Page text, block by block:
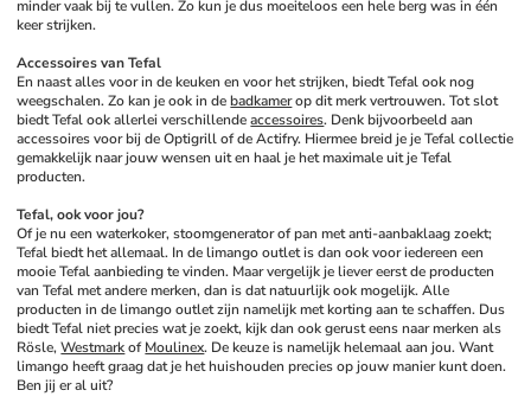
minder vaak bij te vullen. Zo kun je dus moeiteloos een hele berg was in één
keer strijken.
Accessoires van Tefal
En naast alles voor in de keuken en voor het strijken, biedt Tefal ook nog
weegschalen. Zo kan je ook in de badkamer op dit merk vertrouwen. Tot slot
biedt Tefal ook allerlei verschillende accessoires. Denk bijvoorbeeld aan
accessoires voor bij de Optigrill of de Actifry. Hiermee breid je je Tefal collectie
gemakkelijk naar jouw wensen uit en haal je het maximale uit je Tefal
producten.
Tefal, ook voor jou?
Of je nu een waterkoker, stoomgenerator of pan met anti-aanbaklaag zoekt;
Tefal biedt het allemaal. In de limango outlet is dan ook voor iedereen een
mooie Tefal aanbieding te vinden. Maar vergelijk je liever eerst de producten
van Tefal met andere merken, dan is dat natuurlijk ook mogelijk. Alle
producten in de limango outlet zijn namelijk met korting aan te schaffen. Dus
biedt Tefal niet precies wat je zoekt, kijk dan ook gerust eens naar merken als
Rösle, Westmark of Moulinex. De keuze is namelijk helemaal aan jou. Want
limango heeft graag dat je het huishouden precies op jouw manier kunt doen.
Ben jij er al uit?